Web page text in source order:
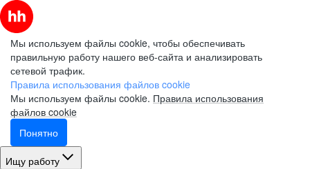
Мы используем файлы cookie, чтобы обеспечивать
правильную работу нашего веб-сайта и анализировать
сетевой трафик.
Правила использования файлов cookie
Мы используем файлы cookie. Правила использования
файлов cookie
Понятно
Ищу работу